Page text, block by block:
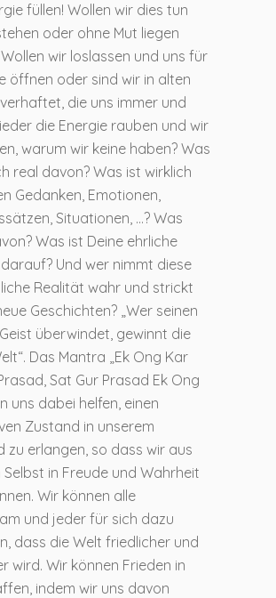
füllen! Wollen wir dies tun
oder ohne Mut liegen
wir loslassen und uns für
öffnen oder sind wir in alten
die uns immer und
die Energie rauben und wir
warum wir keine haben? Was
real davon? Was ist wirklich
Gedanken, Emotionen,
Situationen, …? Was
Was ist Deine ehrliche
Und wer nimmt diese
Realität wahr und strickt
Geschichten? „Wer seinen
überwindet, gewinnt die
Das Mantra „Ek Ong Kar
Sat Gur Prasad Ek Ong
uns dabei helfen, einen
Zustand in unserem
zu erlangen, so dass wir aus
Selbst in Freude und Wahrheit
Wir können alle
und jeder für sich dazu
dass die Welt friedlicher und
wird. Wir können Frieden in
indem wir uns davon